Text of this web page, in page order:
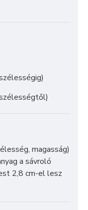
magasság)
a sávroló
2,8 cm-el lesz